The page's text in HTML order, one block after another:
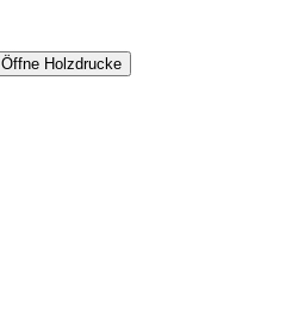
Öffne Holzdrucke